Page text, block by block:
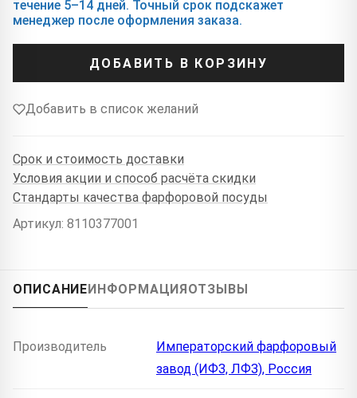
течение 5–14 дней. Точный срок подскажет
менеджер после оформления заказа.
ДОБАВИТЬ В КОРЗИНУ
Добавить в список желаний
Срок и стоимость доставки
Условия акции и способ расчёта скидки
Стандарты качества фарфоровой посуды
Артикул: 8110377001
ОПИСАНИЕИНФОРМАЦИЯОТЗЫВЫ
Производитель
Императорский фарфоровый
завод (ИФЗ, ЛФЗ), Россия